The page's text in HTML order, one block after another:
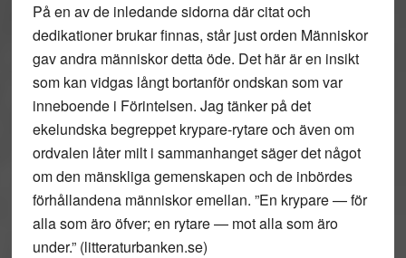
På en av de inledande sidorna där citat och
dedikationer brukar finnas, står just orden Människor
gav andra människor detta öde. Det här är en insikt
som kan vidgas långt bortanför ondskan som var
inneboende i Förintelsen. Jag tänker på det
ekelundska begreppet krypare-rytare och även om
ordvalen låter milt i sammanhanget säger det något
om den mänskliga gemenskapen och de inbördes
förhållandena människor emellan. ”En krypare — för
alla som äro öfver; en rytare — mot alla som äro
under.” (litteraturbanken.se)